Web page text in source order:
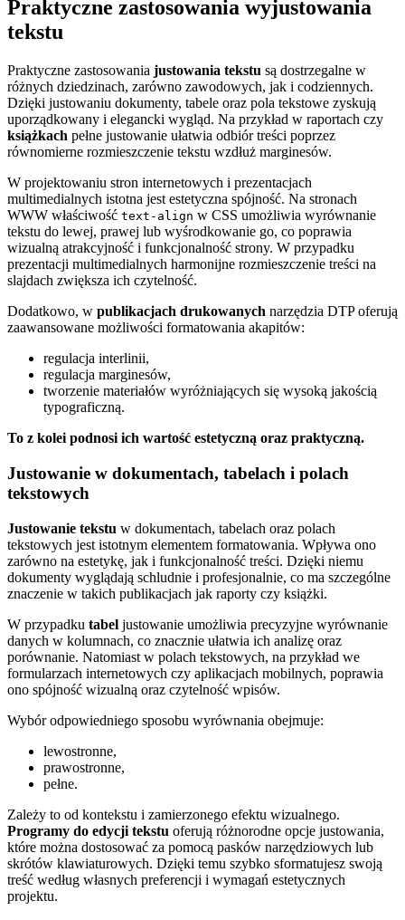
Praktyczne zastosowania wyjustowania
tekstu
Praktyczne zastosowania justowania tekstu są dostrzegalne w
różnych dziedzinach, zarówno zawodowych, jak i codziennych.
Dzięki justowaniu dokumenty, tabele oraz pola tekstowe zyskują
uporządkowany i elegancki wygląd. Na przykład w raportach czy
książkach pełne justowanie ułatwia odbiór treści poprzez
równomierne rozmieszczenie tekstu wzdłuż marginesów.
W projektowaniu stron internetowych i prezentacjach
multimedialnych istotna jest estetyczna spójność. Na stronach
WWW właściwość text-align w CSS umożliwia wyrównanie
tekstu do lewej, prawej lub wyśrodkowanie go, co poprawia
wizualną atrakcyjność i funkcjonalność strony. W przypadku
prezentacji multimedialnych harmonijne rozmieszczenie treści na
slajdach zwiększa ich czytelność.
Dodatkowo, w publikacjach drukowanych narzędzia DTP oferują
zaawansowane możliwości formatowania akapitów:
regulacja interlinii,
regulacja marginesów,
tworzenie materiałów wyróżniających się wysoką jakością
typograficzną.
To z kolei podnosi ich wartość estetyczną oraz praktyczną.
Justowanie w dokumentach, tabelach i polach
tekstowych
Justowanie tekstu w dokumentach, tabelach oraz polach
tekstowych jest istotnym elementem formatowania. Wpływa ono
zarówno na estetykę, jak i funkcjonalność treści. Dzięki niemu
dokumenty wyglądają schludnie i profesjonalnie, co ma szczególne
znaczenie w takich publikacjach jak raporty czy książki.
W przypadku tabel justowanie umożliwia precyzyjne wyrównanie
danych w kolumnach, co znacznie ułatwia ich analizę oraz
porównanie. Natomiast w polach tekstowych, na przykład we
formularzach internetowych czy aplikacjach mobilnych, poprawia
ono spójność wizualną oraz czytelność wpisów.
Wybór odpowiedniego sposobu wyrównania obejmuje:
lewostronne,
prawostronne,
pełne.
Zależy to od kontekstu i zamierzonego efektu wizualnego.
Programy do edycji tekstu oferują różnorodne opcje justowania,
które można dostosować za pomocą pasków narzędziowych lub
skrótów klawiaturowych. Dzięki temu szybko sformatujesz swoją
treść według własnych preferencji i wymagań estetycznych
projektu.